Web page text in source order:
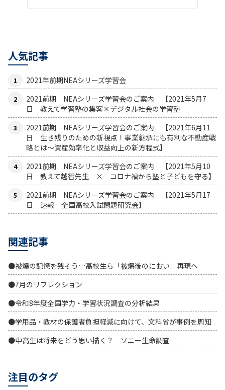
人気記事
2021年前期NEAシリーズ学習会
2021前期 NEAシリーズ学習会のご案内 【2021年5月7
日 教えて学習塾の集客×デジタル社会の学習塾
2021前期 NEAシリーズ学習会のご案内 【2021年6月11
日 生き残りのための新視点！事業継承にも有利な不動産戦
略とは〜資産効率化と収益向上の新方程式】
2021前期 NEAシリーズ学習会のご案内 【2021年5月10
日 教えて越智先生 × コロナ禍から塾と子どもを守る】
2021前期 NEAシリーズ学習会のご案内 【2021年5月17
日 速報 全国高校入試問題研究会】
関連記事
●被爆の記憶を残そう…高校生ら「被爆後のにおい」再現へ
●7月のリフレクション
●令和8年度全国学力・学習状況調査の分析結果
●学用品・教材の保護者負担軽減に向けて、文科省が事例を周知
●中高生は将来をどう思い描く？ ソニー生命調査
注目のタグ